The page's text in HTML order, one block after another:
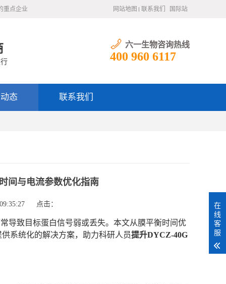
重点企业 网站地图 联系我们 国际站
六一生物咨询热线
400 960 6117
态 联系我们
间与电流参数优化指南
点击：
导致目标蛋白信号弱或丢失。本文从膜平衡时间优
系统化的解决方案，助力科研人员提升DYCZ-40G
在
线
客
服